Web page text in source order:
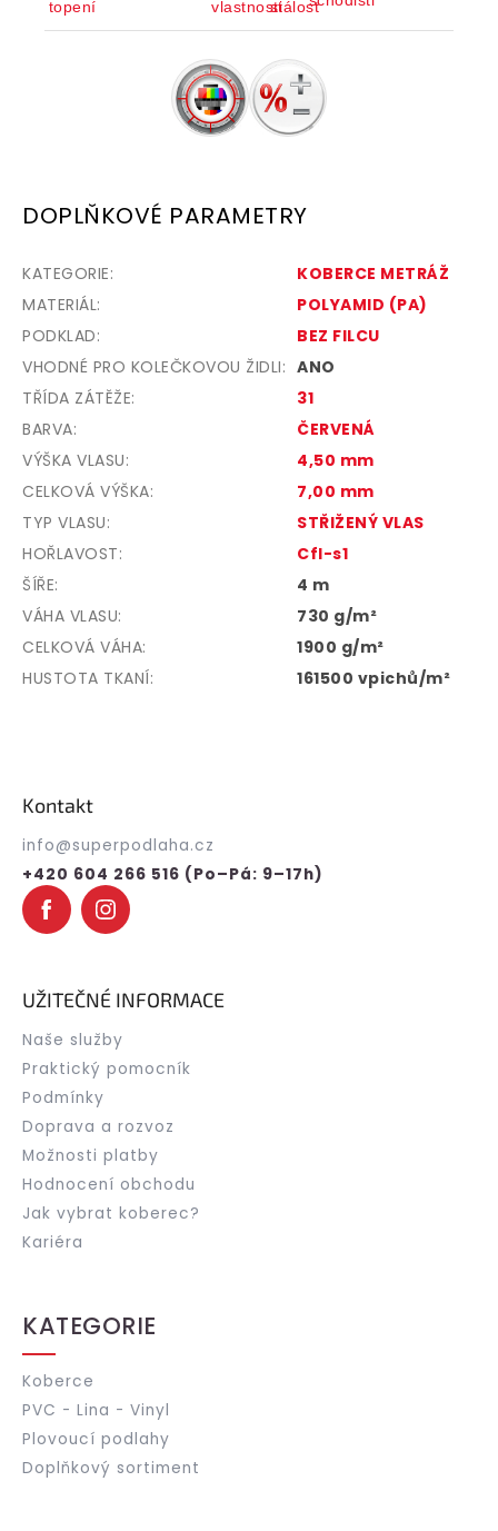
DOPLŇKOVÉ PARAMETRY
KATEGORIE:
KOBERCE METRÁŽ
MATERIÁL:
POLYAMID (PA)
PODKLAD:
BEZ FILCU
VHODNÉ PRO KOLEČKOVOU ŽIDLI: ANO
TŘÍDA ZÁTĚŽE:
31
BARVA:
ČERVENÁ
VÝŠKA VLASU:
4,50 mm
CELKOVÁ VÝŠKA:
7,00 mm
TYP VLASU:
STŘIŽENÝ VLAS
HOŘLAVOST:
Cfl-s1
ŠÍŘE:
4 m
VÁHA VLASU:
730 g/m²
CELKOVÁ VÁHA:
1900 g/m²
HUSTOTA TKANÍ: 161500 vpichů/m²
Kontakt
info@superpodlaha.cz
+420 604 266 516 (Po–Pá: 9–17h)
UŽITEČNÉ INFORMACE
Naše služby
Praktický pomocník
Podmínky
Doprava a rozvoz
Možnosti platby
Hodnocení obchodu
Jak vybrat koberec?
Kariéra
KATEGORIE
Koberce
PVC - Lina - Vinyl
Plovoucí podlahy
Doplňkový sortiment